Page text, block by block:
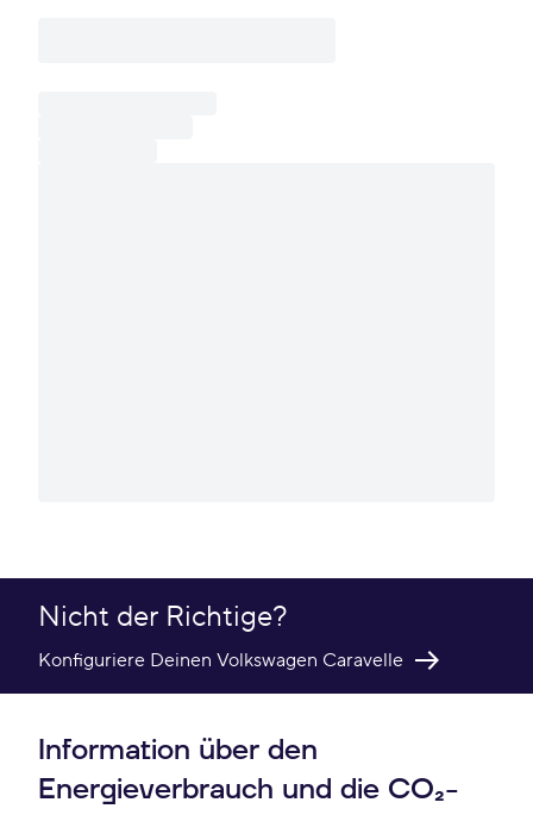
Nicht der Richtige?
Konfiguriere Deinen Volkswagen Caravelle
Information über den
Energieverbrauch und die CO₂-